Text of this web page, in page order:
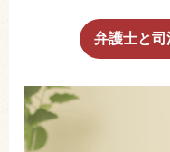
弁護士と司